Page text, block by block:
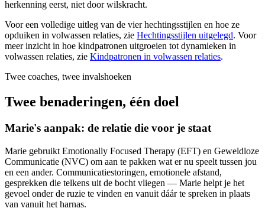
herkenning eerst, niet door wilskracht.
Voor een volledige uitleg van de vier hechtingsstijlen en hoe ze
opduiken in volwassen relaties, zie Hechtingsstijlen uitgelegd. Voor
meer inzicht in hoe kindpatronen uitgroeien tot dynamieken in
volwassen relaties, zie Kindpatronen in volwassen relaties.
Twee coaches, twee invalshoeken
Twee benaderingen, één doel
Marie's aanpak: de relatie die voor je staat
Marie gebruikt Emotionally Focused Therapy (EFT) en Geweldloze
Communicatie (NVC) om aan te pakken wat er nu speelt tussen jou
en een ander. Communicatiestoringen, emotionele afstand,
gesprekken die telkens uit de bocht vliegen — Marie helpt je het
gevoel onder de ruzie te vinden en vanuit dáár te spreken in plaats
van vanuit het harnas.